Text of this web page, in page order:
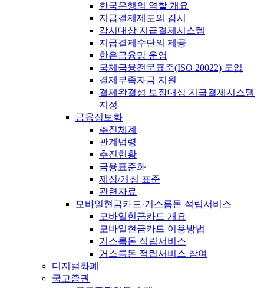
한국은행의 역할 개요
지급결제제도의 감시
감시대상 지급결제시스템
지급결제수단의 제공
한은금융망 운영
국제금융전문표준(ISO 20022) 도입
결제부족자금 지원
결제완결성 보장대상 지급결제시스템
지정
금융정보화
추진체계
관계법령
추진현황
금융표준화
제정/개정 표준
관련자료
모바일현금카드·거스름돈 적립서비스
모바일현금카드 개요
모바일현금카드 이용방법
거스름돈 적립서비스
거스름돈 적립서비스 참여
디지털화폐
국고증권